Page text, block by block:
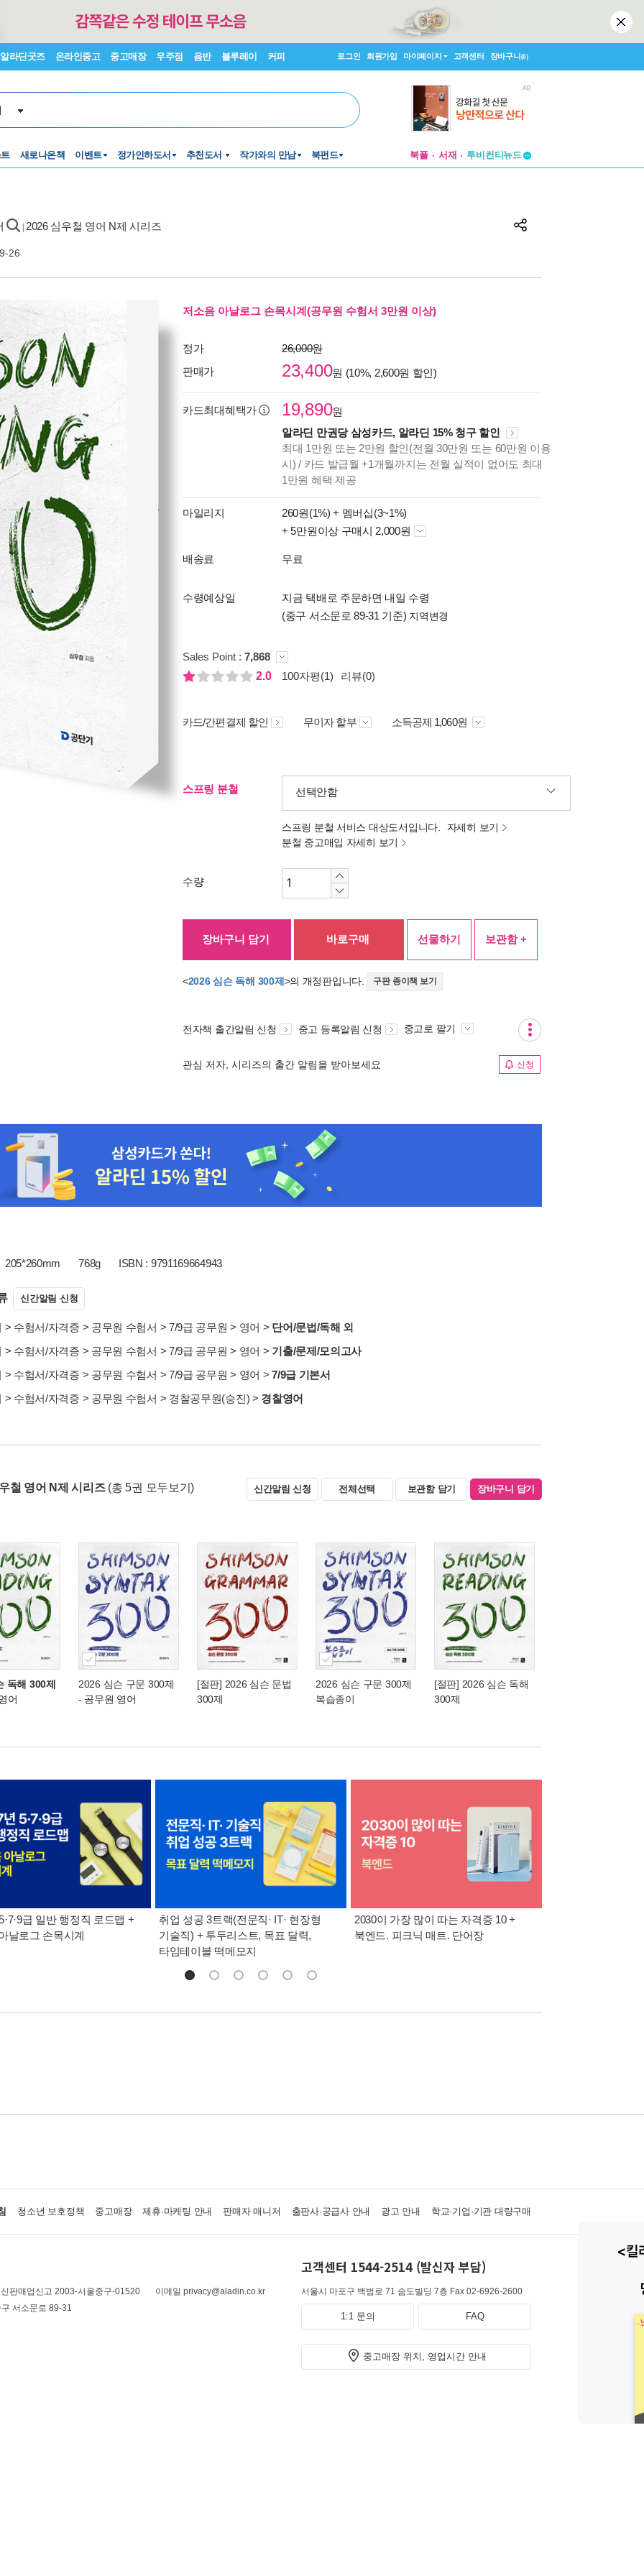
알라딘굿즈 온라인중고 중고매장 우주점 음반 블루레이 커피 로그인 회원가입 마이페이지 고객센터 장바구니(0)
새로나온책 이벤트 정가인하도서 추천도서 작가와의 만남 북펀드 북플 서재
창작플랫폼
2026 심우철 영어 N제 시리즈
26
저소음 아날로그 손목시계(공무원 수험서 3만원 이상)
정가
26,000원
판매가
23,400원 (10%, 2,600원 할인)
카드최대혜택가 19,890원
알라딘 만권당 삼성카드, 알라딘 15% 청구 할인
최대 1만원 또는 2만원 할인(전월 30만원 또는 60만원 이용
시) / 카드 발급월 +1개월까지는 전월 실적이 없어도 최대
1만원 혜택 제공
마일리지 260원(1%) + 멤버십(3~1%)
+ 5만원이상 구매시 2,000원
배송료 무료
수령예상일
지금 택배로 주문하면 내일 수령
(중구 서소문로 89-31 기준) 지역변경
Sales Point : 7,868
2.0
100자평(1) 리뷰(0)
카드/간편결제 할인 무이자 할부 소득공제 1,060원
스프링 분철 선택안함
스프링 분철 서비스 대상도서입니다.
자세히 보기
분철 중고매입 자세히 보기
수량
장바구니 담기 바로구매 선물하기 보관함 +
<2026 심슨 독해 300제 >의 개정판입니다. 구판 종이책 보기
전자책 출간알림 신청 중고 등록알림 신청 중고로 팔기
관심 저자, 시리즈의 출간 알림을 받아보세요 신청
205*260mm 768g ISBN : 9791169664943
신간알림 신청
> 수험서/자격증 > 공무원 수험서 > 7/9급 공무원 > 영어 > 단어/문법/독해 외
> 수험서/자격증 > 공무원 수험서 > 7/9급 공무원 > 영어 > 기출/문제/모의고사
> 수험서/자격증 > 공무원 수험서 > 7/9급 공무원 > 영어 >7/9급 기본서
> 수험서/자격증 > 공무원 수험서 > 경찰공무원(승진) > 경찰영어
철 영어 N제 시리즈 (총 5권 모두보기) 신간알림 신청 전체선택 보관함 담기 장바구니 담기
독해 300제
어
2026 심슨 구문 300제
- 공무원 영어
[절판] 2026 심슨 문법
300제
2026 심슨 구문 300제
복습종이
[절판] 2026 심슨 독해
300제
급 일반 행정직 로드맵 +
날로그 손목시계
취업 성공 3트랙(전문직· IT· 현장형
기술직) + 투두리스트, 목표 달력,
타임테이블 떡메모지
2030이 가장 많이 따는 자격증 10 +
북엔드. 피크닉 매트. 단어장
청소년 보호정책 중고매장 제휴·마케팅 안내 판매자 매니저 출판사·공급사 안내 광고 안내 학교·기업·기관 대량구매
판매업신고 2003-서울중구-01520
이메일 privacy@aladin.co.kr
서소문로 89-31
고객센터 1544-2514 (발신자 부담)
서울시 마포구 백범로 71 숨도빌딩 7층 Fax 02-6926-2600
1:1 문의 FAQ
중고매장 위치, 영업시간 안내